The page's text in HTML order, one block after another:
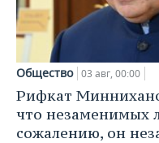
Общество 03 авг, 00:00
Рифкат
что незаменимых
сожалению, он